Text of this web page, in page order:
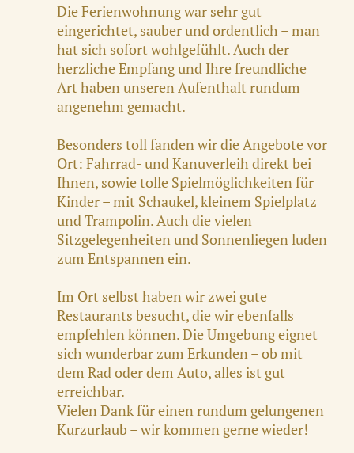
Die Ferienwohnung war sehr gut
eingerichtet, sauber und ordentlich – man
hat sich sofort wohlgefühlt. Auch der
herzliche Empfang und Ihre freundliche
Art haben unseren Aufenthalt rundum
angenehm gemacht.
Besonders toll fanden wir die Angebote vor
Ort: Fahrrad- und Kanuverleih direkt bei
Ihnen, sowie tolle Spielmöglichkeiten für
Kinder – mit Schaukel, kleinem Spielplatz
und Trampolin. Auch die vielen
Sitzgelegenheiten und Sonnenliegen luden
zum Entspannen ein.
Im Ort selbst haben wir zwei gute
Restaurants besucht, die wir ebenfalls
empfehlen können. Die Umgebung eignet
sich wunderbar zum Erkunden – ob mit
dem Rad oder dem Auto, alles ist gut
erreichbar.
Vielen Dank für einen rundum gelungenen
Kurzurlaub – wir kommen gerne wieder!